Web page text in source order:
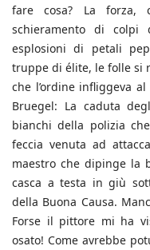
fare cosa? La forza,
schieramento di colpi
esplosioni di petali
truppe di élite, le folle si
che l’ordine infliggeva
Bruegel: La caduta
bianchi della polizia
feccia venuta ad
maestro che dipinge la
casca a testa in giù
della Buona Causa.
Forse il pittore mi ha
osato! Come avrebbe